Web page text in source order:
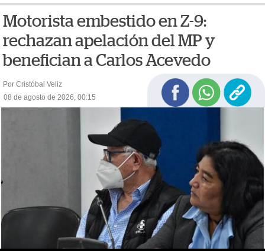
Motorista embestido en Z-9:
rechazan apelación del MP y
benefician a Carlos Acevedo
Por Cristóbal Veliz
08 de agosto de 2026, 00:15